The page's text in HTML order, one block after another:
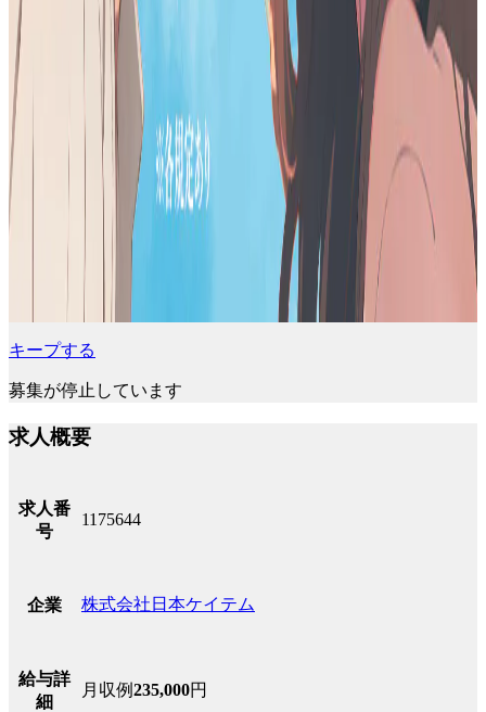
キープする
募集が停止しています
求人概要
求人番
号
1175644
企業 株式会社日本ケイテム
給与詳
細
月収例235,000円